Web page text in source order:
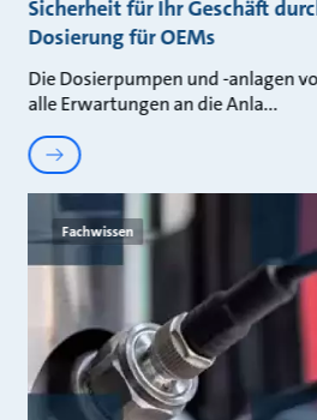
Sicherheit für Ihr Geschäft
Dosierung für OEMs
Die Dosierpumpen und -anlagen
alle Erwartungen an die Anla
Fachwissen